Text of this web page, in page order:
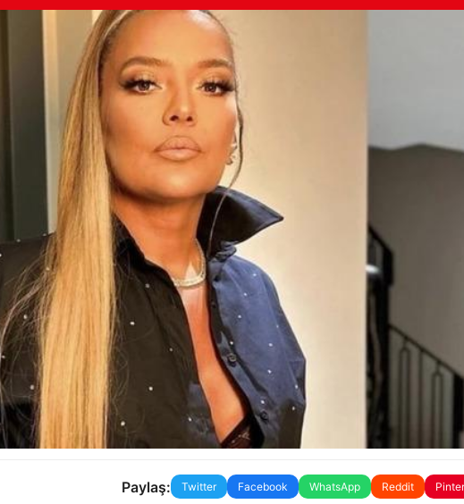
Paylaş: Twitter Facebook WhatsApp Reddit